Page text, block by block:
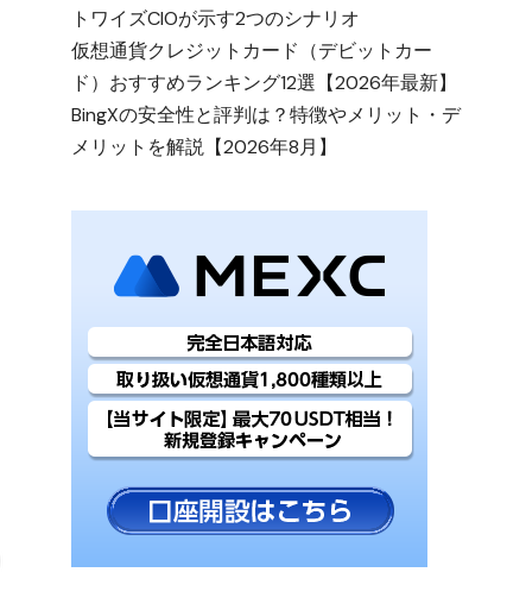
トワイズCIOが示す2つのシナリオ
仮想通貨クレジットカード（デビットカー
ド）おすすめランキング12選【2026年最新】
BingXの安全性と評判は？特徴やメリット・デ
メリットを解説【2026年8月】